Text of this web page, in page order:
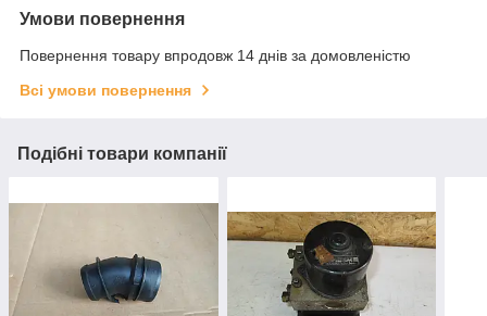
Умови повернення
Повернення товару впродовж 14 днів за домовленістю
Всі умови повернення
Подібні товари компанії